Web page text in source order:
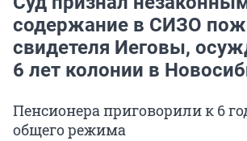
содержание в СИЗО
свидетеля Иеговы,
6 лет колонии в
Пенсионера приговорили к 6
общего режима